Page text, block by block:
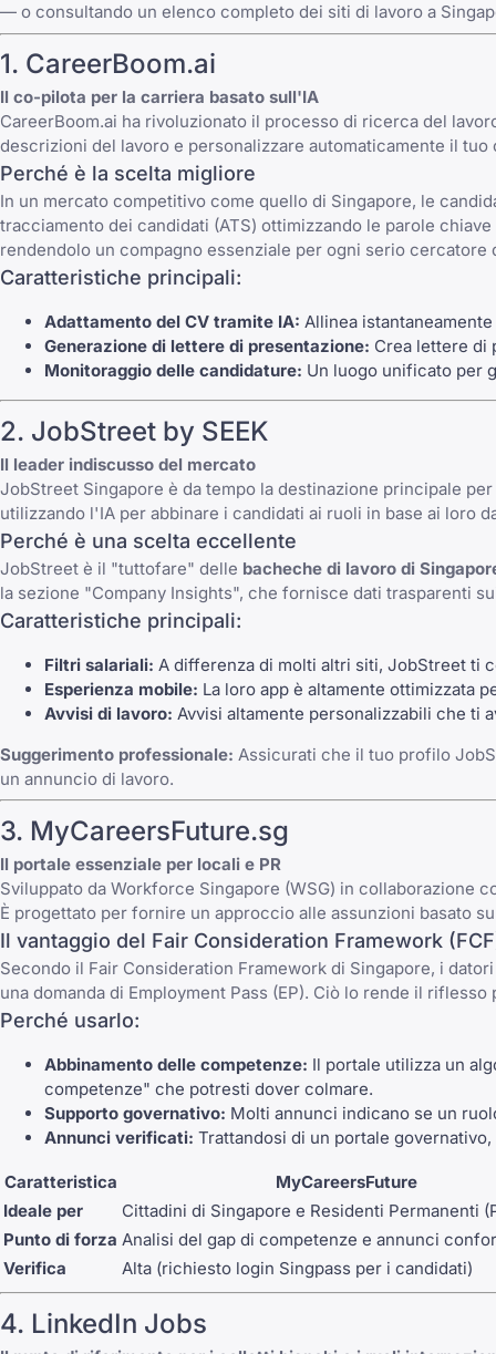
— o consultando un elenco completo dei siti di lavoro a
1. CareerBoom.ai
Il co-pilota per la carriera basato sull'IA
CareerBoom.ai ha rivoluzionato il processo di ricerca del
descrizioni del lavoro e personalizzare automaticamente il
Perché è la scelta migliore
In un mercato competitivo come quello di Singapore, le
tracciamento dei candidati (ATS) ottimizzando le parole
rendendolo un compagno essenziale per ogni serio cercatore
Caratteristiche principali:
Adattamento del CV tramite IA: Allinea
Generazione di lettere di presentazione: Crea lettere di
Monitoraggio delle candidature: Un luogo unificato per
2. JobStreet by SEEK
Il leader indiscusso del mercato
JobStreet Singapore è da tempo la destinazione principale
utilizzando l'IA per abbinare i candidati ai ruoli in base ai loro
Perché è una scelta eccellente
JobStreet è il "tuttofare" delle bacheche di lavoro di
la sezione "Company Insights", che fornisce dati trasparenti
Caratteristiche principali:
Filtri salariali: A differenza di molti altri siti, JobStreet ti
Esperienza mobile: La loro app è altamente ottimizzata
Avvisi di lavoro: Avvisi altamente personalizzabili che ti
Suggerimento professionale: Assicurati che il tuo profilo
un annuncio di lavoro.
3. MyCareersFuture.sg
Il portale essenziale per locali e PR
Sviluppato da Workforce Singapore (WSG) in collaborazione
È progettato per fornire un approccio alle assunzioni basato
Il vantaggio del Fair Consideration Framework
Secondo il Fair Consideration Framework di Singapore, i
una domanda di Employment Pass (EP). Ciò lo rende il
Perché usarlo:
Abbinamento delle competenze: Il portale utilizza un
competenze" che potresti dover colmare.
Supporto governativo: Molti annunci indicano se un
Annunci verificati: Trattandosi di un portale
Caratteristica
MyCareersFuture
Ideale per
Cittadini di Singapore e Residenti Permanenti
Punto di forza Analisi del gap di competenze e annunci
Verifica
Alta (richiesto login Singpass per i candidati)
4. LinkedIn Jobs